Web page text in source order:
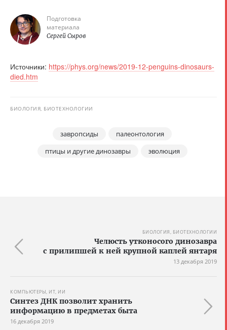
Подготовка
материала
Сергей Сыров
Источники: https://phys.org/news/2019-12-penguins-dinosaurs-
died.htm
БИОЛОГИЯ, БИОТЕХНОЛОГИИ
завропсиды
палеонтология
птицы и другие динозавры
эволюция
БИОЛОГИЯ, БИОТЕХНОЛОГИИ
Челюсть утконосого динозавра
с прилипшей к ней крупной каплей янтаря
13 декабря 2019
КОМПЬЮТЕРЫ, ИТ, ИИ
Синтез ДНК позволит хранить
информацию в предметах быта
16 декабря 2019